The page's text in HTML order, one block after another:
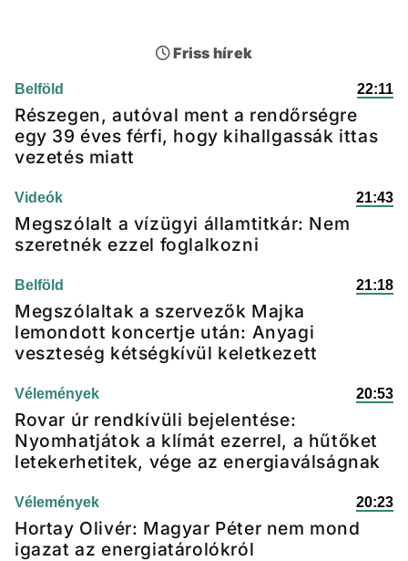
Friss hírek
Belföld 22:11
Részegen, autóval ment a rendőrségre
egy 39 éves férfi, hogy kihallgassák ittas
vezetés miatt
Videók 21:43
Megszólalt a vízügyi államtitkár: Nem
szeretnék ezzel foglalkozni
Belföld 21:18
Megszólaltak a szervezők Majka
lemondott koncertje után: Anyagi
veszteség kétségkívül keletkezett
Vélemények 20:53
Rovar úr rendkívüli bejelentése:
Nyomhatjátok a klímát ezerrel, a hűtőket
letekerhetitek, vége az energiaválságnak
Vélemények 20:23
Hortay Olivér: Magyar Péter nem mond
igazat az energiatárolókról